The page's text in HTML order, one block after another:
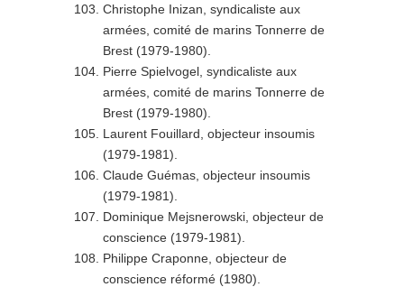
Christophe Inizan, syndicaliste aux
armées, comité de marins Tonnerre de
Brest (1979-1980).
Pierre Spielvogel, syndicaliste aux
armées, comité de marins Tonnerre de
Brest (1979-1980).
Laurent Fouillard, objecteur insoumis
(1979-1981).
Claude Guémas, objecteur insoumis
(1979-1981).
Dominique Mejsnerowski, objecteur de
conscience (1979-1981).
Philippe Craponne, objecteur de
conscience réformé (1980).